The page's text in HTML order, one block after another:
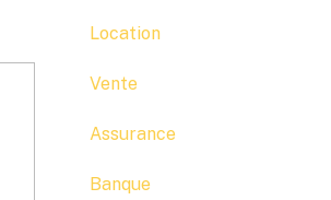
Location
Vente
Assurance
Banque